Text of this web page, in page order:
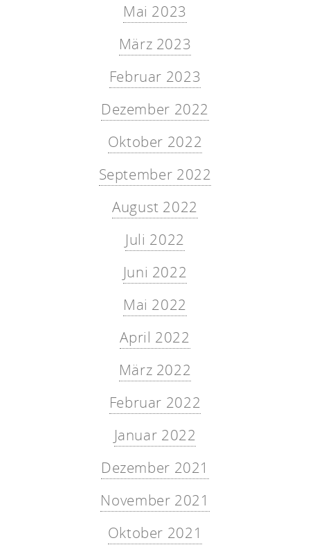
Mai 2023
März 2023
Februar 2023
Dezember 2022
Oktober 2022
September 2022
August 2022
Juli 2022
Juni 2022
Mai 2022
April 2022
März 2022
Februar 2022
Januar 2022
Dezember 2021
November 2021
Oktober 2021